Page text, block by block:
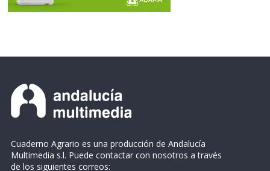
Cuaderno Agrario es una producción de Andalucía
Multimedia s.l. Puede contactar con nosotros a través
de los siguientes correos: